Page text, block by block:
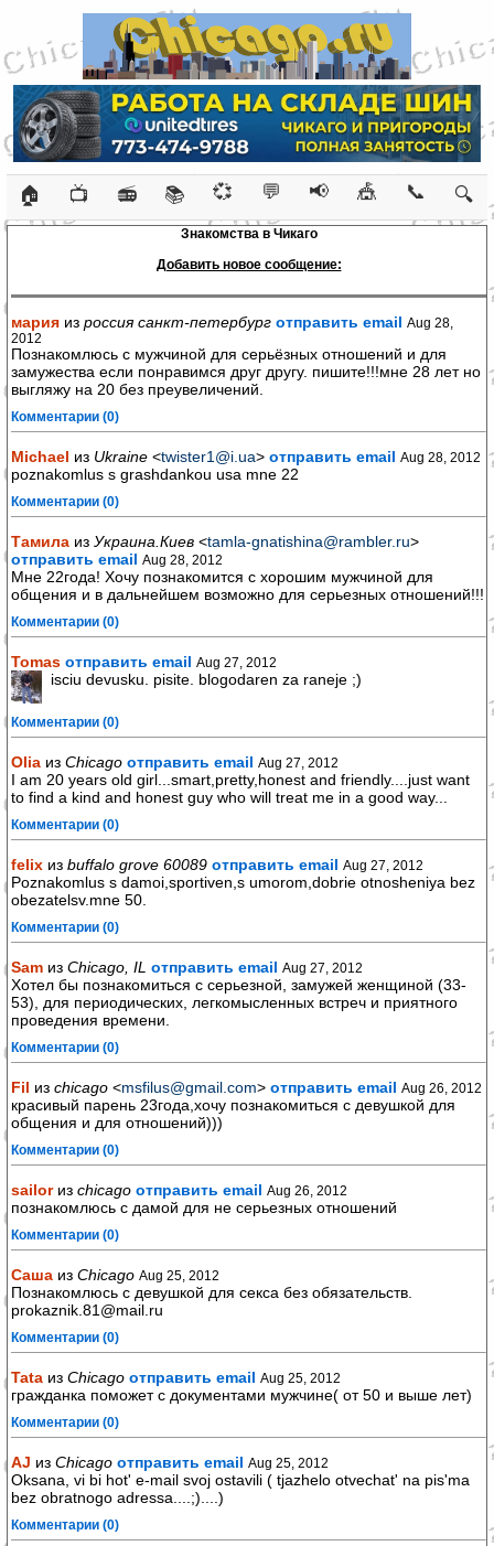
🏠 📺 📻 📚 💞 💬 📢 🎪 📞 🔍
Знакомства в Чикаго
Добавить новое сообщение:
мария из россия санкт-петербург отправить email Aug 28,
2012
Познакомлюсь с мужчиной для серьёзных отношений и для
замужества если понравимся друг другу. пишите!!!мне 28 лет но
выгляжу на 20 без преувеличений.
Комментарии (0)
Michael из Ukraine <twister1@i.ua> отправить email Aug 28, 2012
poznakomlus s grashdankou usa mne 22
Комментарии (0)
Тамила из Украина.Киев <tamla-gnatishina@rambler.ru>
отправить email Aug 28, 2012
Мне 22года! Хочу познакомится с хорошим мужчиной для
общения и в дальнейшем возможно для серьезных отношений!!!
Комментарии (0)
Tomas отправить email Aug 27, 2012
isciu devusku. pisite. blogodaren za raneje ;)
Комментарии (0)
Olia из Chicago отправить email Aug 27, 2012
I am 20 years old girl...smart,pretty,honest and friendly....just want
to find a kind and honest guy who will treat me in a good way...
Комментарии (0)
felix из buffalo grove 60089 отправить email Aug 27, 2012
Poznakomlus s damoi,sportiven,s umorom,dobrie otnosheniya bez
obezatelsv.mne 50.
Комментарии (0)
Sam из Chicago, IL отправить email Aug 27, 2012
Хотел бы познакомиться с серьезной, замужей женщиной (33-
53), для периодических, легкомысленных встреч и приятного
проведения времени.
Комментарии (0)
Fil из chicago <msfilus@gmail.com> отправить email Aug 26, 2012
красивый парень 23года,хочу познакомиться с девушкой для
общения и для отношений)))
Комментарии (0)
sailorиз chicago отправить email Aug 26, 2012
познакомлюсь с дамой для не серьезных отношений
Комментарии (0)
Саша из Chicago Aug 25, 2012
Познакомлюсь с девушкой для секса без обязательств.
prokaznik.81@mail.ru
Комментарии (0)
Tata из Chicago отправить email Aug 25, 2012
гражданка поможет с документами мужчине( от 50 и выше лет)
Комментарии (0)
AJ из Chicago отправить email Aug 25, 2012
Oksana, vi bi hot' e-mail svoj ostavili ( tjazhelo otvechat' na pis'ma
bez obratnogo adressa....;)....)
Комментарии (0)